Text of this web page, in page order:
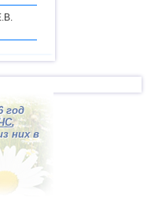
год
,
них в